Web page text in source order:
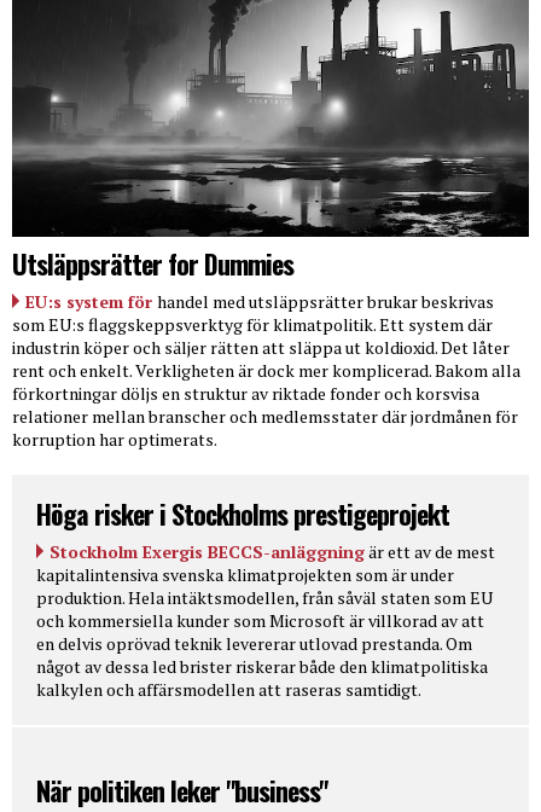
Utsläppsrätter for Dummies
EU:s system för handel med utsläppsrätter brukar beskrivas
som EU:s flaggskeppsverktyg för klimatpolitik. Ett system där
industrin köper och säljer rätten att släppa ut koldioxid. Det låter
rent och enkelt. Verkligheten är dock mer komplicerad. Bakom alla
förkortningar döljs en struktur av riktade fonder och korsvisa
relationer mellan branscher och medlemsstater där jordmånen för
korruption har optimerats.
Höga risker i Stockholms prestigeprojekt
Stockholm Exergis BECCS-anläggningär ett av de mest
kapitalintensiva svenska klimatprojekten som är under
produktion. Hela intäktsmodellen, från såväl staten som EU
och kommersiella kunder som Microsoft är villkorad av att
en delvis oprövad teknik levererar utlovad prestanda. Om
något av dessa led brister riskerar både den klimatpolitiska
kalkylen och affärsmodellen att raseras samtidigt.
När politiken leker "business"